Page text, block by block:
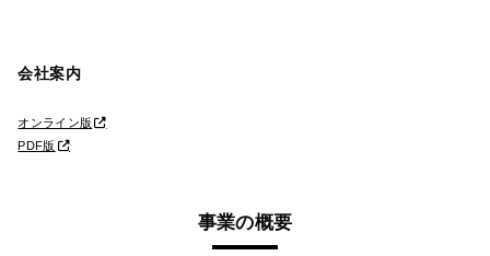
会社案内
オンライン版
PDF版
事業の概要